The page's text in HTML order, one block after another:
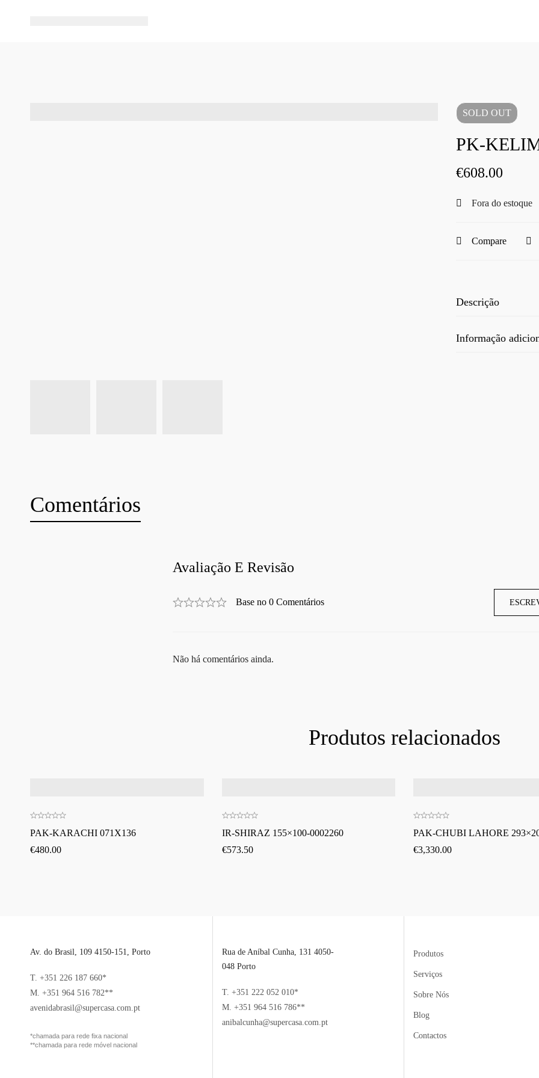
SOLD OUT
PK-
€608.00
Fora do estoque
Compare
Descrição
Informação
Comentários
Avaliação E Revisão
Base no 0 Comentários
Não há comentários ainda.
Produtos relacionados
PAK-KARACHI 071X136
€480.00
IR-SHIRAZ 155×100-0002260
€573.50
PAK-CHUBI LAHORE
€3,330.00
Av. do Brasil, 109 4150-151, Porto
T. +351 226 187 660*
M. +351 964 516 782**
avenidabrasil@supercasa.com.pt
*chamada para rede fixa nacional
**chamada para rede móvel nacional
Rua de Aníbal Cunha, 131 4050-
048 Porto
T. +351 222 052 010*
M. +351 964 516 786**
anibalcunha@supercasa.com.pt
Produtos
Serviços
Sobre Nós
Blog
Contactos